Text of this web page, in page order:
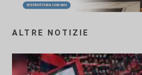
ALTRE NOTIZIE